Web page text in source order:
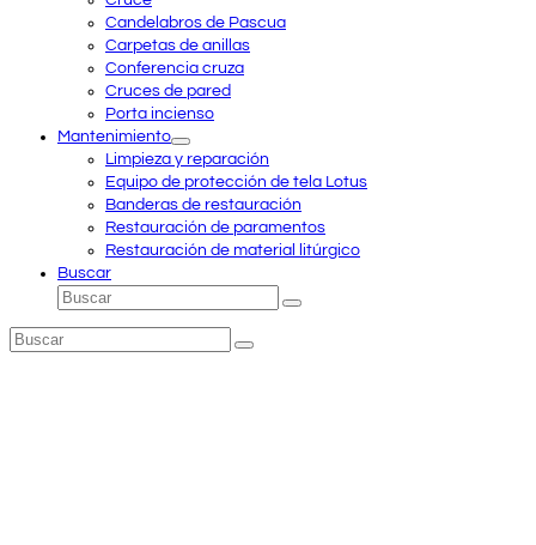
Candelabros de Pascua
Carpetas de anillas
Conferencia cruza
Cruces de pared
Porta incienso
Mantenimiento
Limpieza y reparación
Equipo de protección de tela Lotus
Banderas de restauración
Restauración de paramentos
Restauración de material litúrgico
Buscar
Buscar
Enviar
Buscar
Enviar